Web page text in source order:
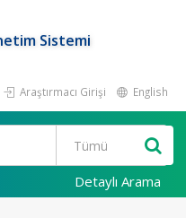
Sistemi
Araştırmacı Girişi English
Detaylı Arama